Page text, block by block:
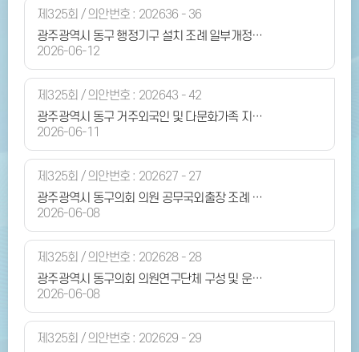
제325회 / 의안번호 : 202636 - 36
광주광역시 동구 행정기구 설치 조례 일부개정조례안
2026-06-12
제325회 / 의안번호 : 202643 - 42
광주광역시 동구 거주외국인 및 다문화가족 지원 조례 일부개정조례안
2026-06-11
제325회 / 의안번호 : 202627 - 27
광주광역시 동구의회 의원 공무국외출장 조례 일부개정조례안
2026-06-08
제325회 / 의안번호 : 202628 - 28
광주광역시 동구의회 의원연구단체 구성 및 운영에 관한 조례 일부개정조례안
2026-06-08
제325회 / 의안번호 : 202629 - 29